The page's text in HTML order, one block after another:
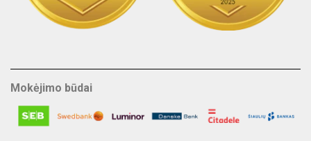
Mokėjimo būdai